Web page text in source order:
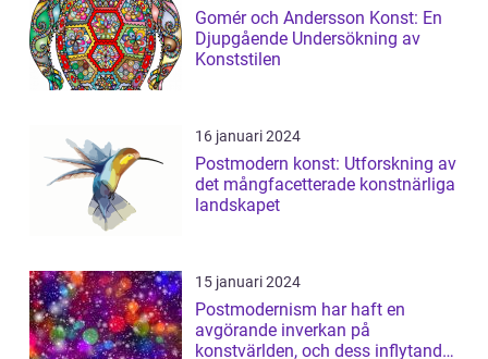
Gomér och Andersson Konst: En
Djupgående Undersökning av
Konststilen
16 januari 2024
Postmodern konst: Utforskning av
det mångfacetterade konstnärliga
landskapet
15 januari 2024
Postmodernism har haft en
avgörande inverkan på
konstvärlden, och dess inflytande